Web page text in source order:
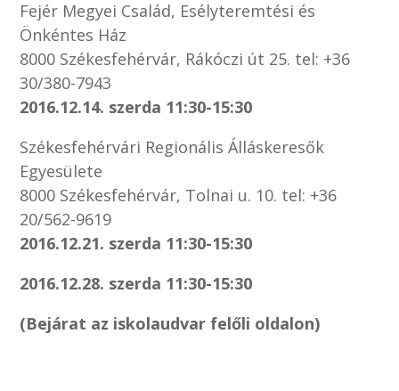
Fejér Megyei Család, Esélyteremtési és
Önkéntes Ház
8000 Székesfehérvár, Rákóczi út 25. tel: +36
30/380-7943
2016.12.14. szerda 11:30-15:30
Székesfehérvári Regionális Álláskeresők
Egyesülete
8000 Székesfehérvár, Tolnai u. 10. tel: +36
20/562-9619
2016.12.21. szerda 11:30-15:30
2016.12.28. szerda 11:30-15:30
(Bejárat az iskolaudvar felőli oldalon)